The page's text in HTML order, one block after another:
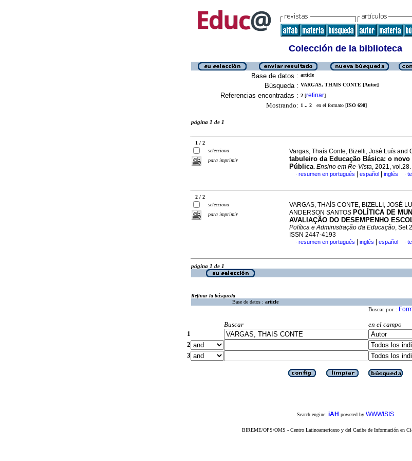
Colección de la biblioteca
Base de datos : article
Búsqueda : VARGAS, THAIS CONTE [Autor]
Referencias encontradas : 2 [refinar]
Mostrando: 1 .. 2 en el formato [ISO 690]
página 1 de 1
1 / 2
selecciona
para imprimir
Vargas, Thaís Conte, Bizelli, José Luís and
tabuleiro da Educação Básica: o novo
Pública. Ensino em Re-Vista, 2021,
· resumen en portugués español inglés ·
2 / 2
selecciona
para imprimir
VARGAS, THAÍS CONTE, BIZELLI, JOSÉ
ANDERSON SANTOS POLÍTICA DE
AVALIAÇÃO DO DESEMPENHO
Política e Administração da Educação, Set
ISSN 2447-4193
· resumen en portugués inglés español ·
página 1 de 1
Refinar la búsqueda
Base de datos : article
Buscar por :
Buscar
en el campo
1
2
3
Search engine: iAH powered by WWWISIS
BIREME/OPS/OMS - Centro Latinoamericano y del Caribe de Información en